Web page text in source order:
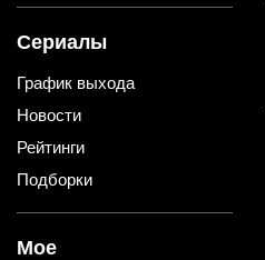
Сериалы
График выхода
Новости
Рейтинги
Подборки
Мое